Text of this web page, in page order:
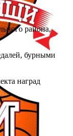
района,
бурными
наград